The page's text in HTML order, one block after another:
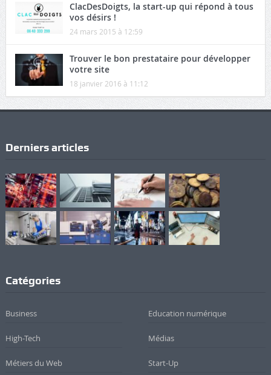
ClacDesDoigts, la start-up qui répond à tous
vos désirs !
24 mars 2015 à 12:59
Trouver le bon prestataire pour développer
votre site
18 janvier 2016 à 11:12
Derniers articles
Catégories
Business Education numérique
High-Tech Médias
Métiers du Web Start-Up